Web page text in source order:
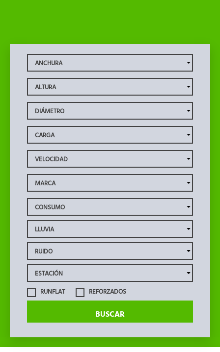
RUNFLAT REFORZADOS
BUSCAR